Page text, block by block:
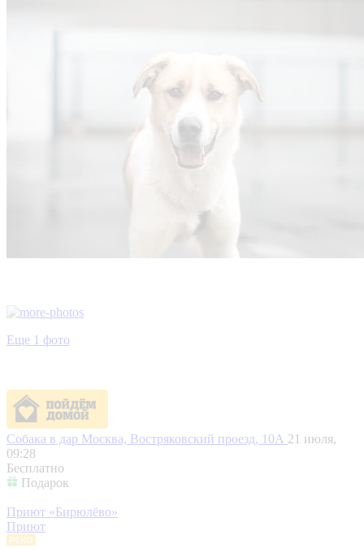
Еще 1 фото
Собака в дар Москва, Востряковский проезд, 10А 21 июля,
09:28
Бесплатно
Подарок
Приют «Бирюлёво»
Приют